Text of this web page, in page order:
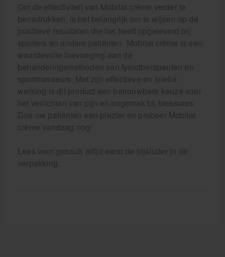
Om de effectiviteit van Mobilat crème verder te
benadrukken, is het belangrijk om te wijzen op de
positieve resultaten die het heeft opgeleverd bij
sporters en andere patiënten. Mobilat crème is een
waardevolle toevoeging aan de
behandelingsmethoden van fysiotherapeuten en
sportmasseurs. Met zijn effectieve en snelle
werking is dit product een betrouwbare keuze voor
het verlichten van pijn en ongemak bij blessures.
Doe uw patiënten een plezier en probeer Mobilat
crème vandaag nog!
Lees voor gebruik altijd eerst de bijsluiter in de
verpakking.